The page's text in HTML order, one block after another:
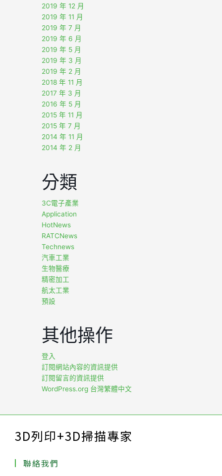
2019 年 12 月
2019 年 11 月
2019 年 7 月
2019 年 6 月
2019 年 5 月
2019 年 3 月
2019 年 2 月
2018 年 11 月
2017 年 3 月
2016 年 5 月
2015 年 11 月
2015 年 7 月
2014 年 11 月
2014 年 2 月
分類
3C電子產業
Application
HotNews
RATCNews
Technews
汽車工業
生物醫療
精密加工
航太工業
預設
其他操作
登入
訂閱網站內容的資訊提供
訂閱留言的資訊提供
WordPress.org 台灣繁體中文
3D列印+3D掃描專家
聯絡我們